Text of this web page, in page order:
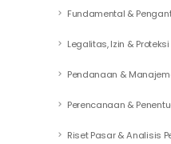
Fundamental &
Legalitas, Izin &
Pendanaan &
Perencanaan &
Riset Pasar & Analisis